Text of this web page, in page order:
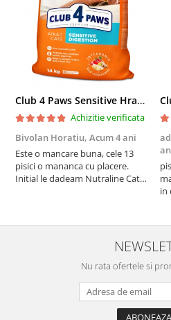
Club 4 Paws Sensitive Hrana uscata pisici adulte, 14kg
Achizitie verificata
Bivolan Horatiu, Acum 4 ani
Este o mancare buna, cele 13
pisici o mananca cu placere.
Initial le dadeam Nutraline Cat
nu o mananca cu placere. Eu
sunt multumit si voi continua cu
in
Nu rata ofertele si